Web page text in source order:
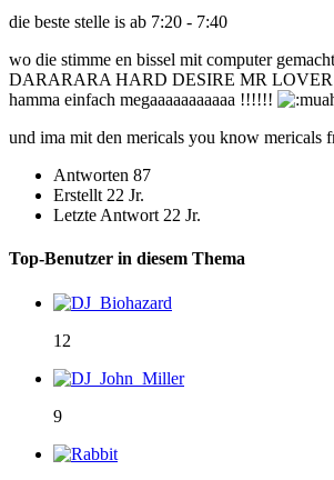
die beste stelle is ab 7:20 - 7:40
wo die stimme en bissel mit computer
DARARARA HARD DESIRE MR
hamma einfach megaaaaaaaaaaa !!!!!!
und ima mit den mericals you know mericals
Antworten 87
Erstellt 22 Jr.
Letzte Antwort 22 Jr.
Top-Benutzer in diesem Thema
12
9